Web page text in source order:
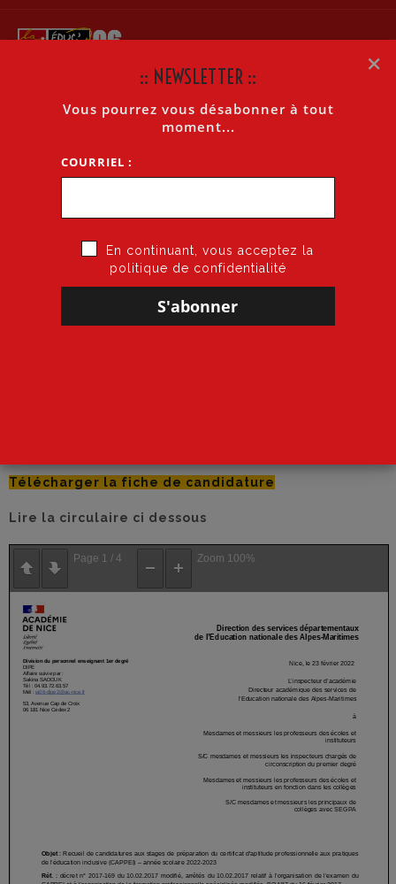
CIRCULAIRE DASEN: DÉPART EN STAGE CAPPEI
Accueil»Circulaire Dasen: Départ en stage CAPPEI 2022/2023
CIRCULAIRE DASEN: DÉPART EN STAGE CAPPEI
Télécharger la fiche de candidature
Lire la circulaire ci dessous
Page 1 / 4 Zoom 100%
×
:: NEWSLETTER ::
Vous pourrez vous désabonner à tout
moment...
COURRIEL :
En continuant, vous acceptez la
politique de confidentialité